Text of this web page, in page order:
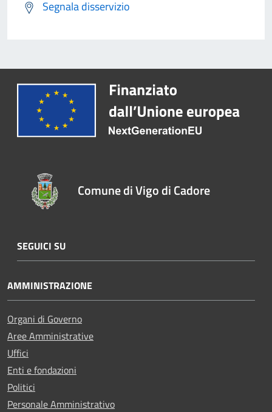
Segnala disservizio
Comune di Vigo di Cadore
SEGUICI SU
AMMINISTRAZIONE
Organi di Governo
Aree Amministrative
Uffici
Enti e fondazioni
Politici
Personale Amministrativo